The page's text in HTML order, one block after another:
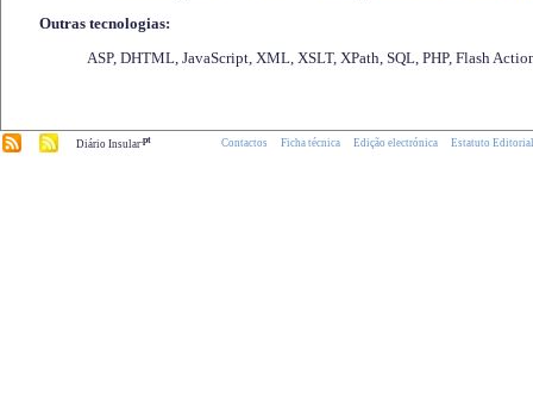
Outras tecnologias:
ASP, DHTML, JavaScript, XML, XSLT, XPath, SQL, PHP, Flash
Diário Insular.pt Contactos Ficha técnica Edição electrónica Estatuto Editorial